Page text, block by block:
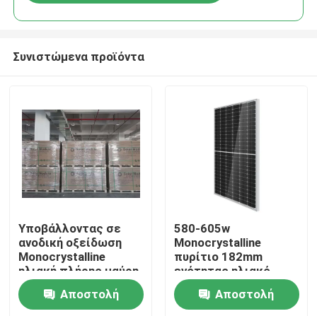
Σπίτι
Προϊόντα
Συνιστώμενα προϊόντα
Υποβάλλοντας σε
ανοδική οξείδωση
Monocrystalline
ηλιακή πλήρης μαύρη
επιτροπή σιλικόνης
ενότητας 182
Αποστολή
580-605w
Monocrystalline
πυρίτιο 182mm
ενότητας ηλιακό
κύτταρο
Αποστολή